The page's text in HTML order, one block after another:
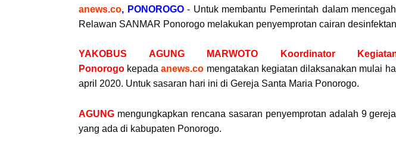
anews.co, PONOROGO- Untuk membantu Pemerintah dalam
Relawan SANMAR Ponorogo melakukan penyemprotan cairan
YAKOBUS AGUNG MARWOTO Koordinator
Ponorogo kepadaanews.co mengatakan kegiatan dilaksanakan mulai
april 2020. Untuk sasaran hari ini di Gereja Santa Maria Ponorogo.
AGUNG mengungkapkan rencana sasaran penyemprotan adalah 9
yang ada di kabupaten Ponorogo.